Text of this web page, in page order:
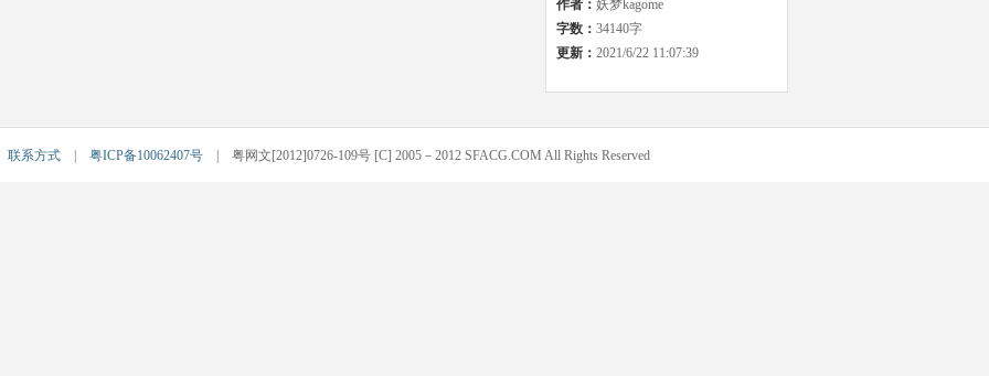
作者： 妖梦kagome
字数： 34140字
更新： 2021/6/22 11:07:39
联系方式 粤ICP备10062407号 | 粤网文[2012]0726-109号 [C] 2005－2012 SFACG.COM All Rights Reserved